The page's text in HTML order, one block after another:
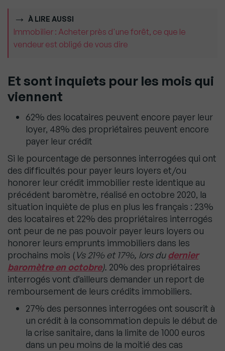
À LIRE AUSSI
Immobilier : Acheter près d'une forêt, ce que le
vendeur est obligé de vous dire
Et sont inquiets pour les mois qui
viennent
62% des locataires peuvent encore payer leur
loyer, 48% des propriétaires peuvent encore
payer leur crédit
Si le pourcentage de personnes interrogées qui ont
des difficultés pour payer leurs loyers et/ou
honorer leur crédit immobilier reste identique au
précédent baromètre, réalisé en octobre 2020, la
situation inquiète de plus en plus les français : 23%
des locataires et 22% des propriétaires interrogés
ont peur de ne pas pouvoir payer leurs loyers ou
honorer leurs emprunts immobiliers dans les
prochains mois (Vs 21% et 17%, lors dudernier
baromètre en octobre). 20% des propriétaires
interrogés vont d’ailleurs demander un report de
remboursement de leurs crédits immobiliers.
27% des personnes interrogées ont souscrit à
un crédit à la consommation depuis le début de
la crise sanitaire, dans la limite de 1000 euros
dans un peu moins de la moitié des cas